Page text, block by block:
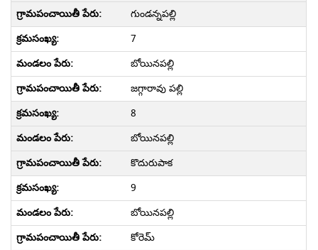
గుండన్నపల్లి
7
బోయినపల్లి
జగ్గారావు పల్లి
8
బోయినపల్లి
కొదురుపాక
9
బోయినపల్లి
కోరెమ్